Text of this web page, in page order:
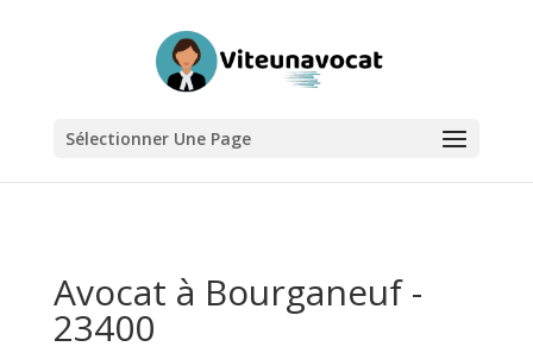
Sélectionner Une Page
Avocat à Bourganeuf -
23400